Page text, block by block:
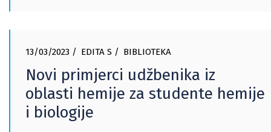
13/03/2023 EDITA S BIBLIOTEKA
Novi primjerci udžbenika iz
oblasti hemije za studente hemije
i biologije